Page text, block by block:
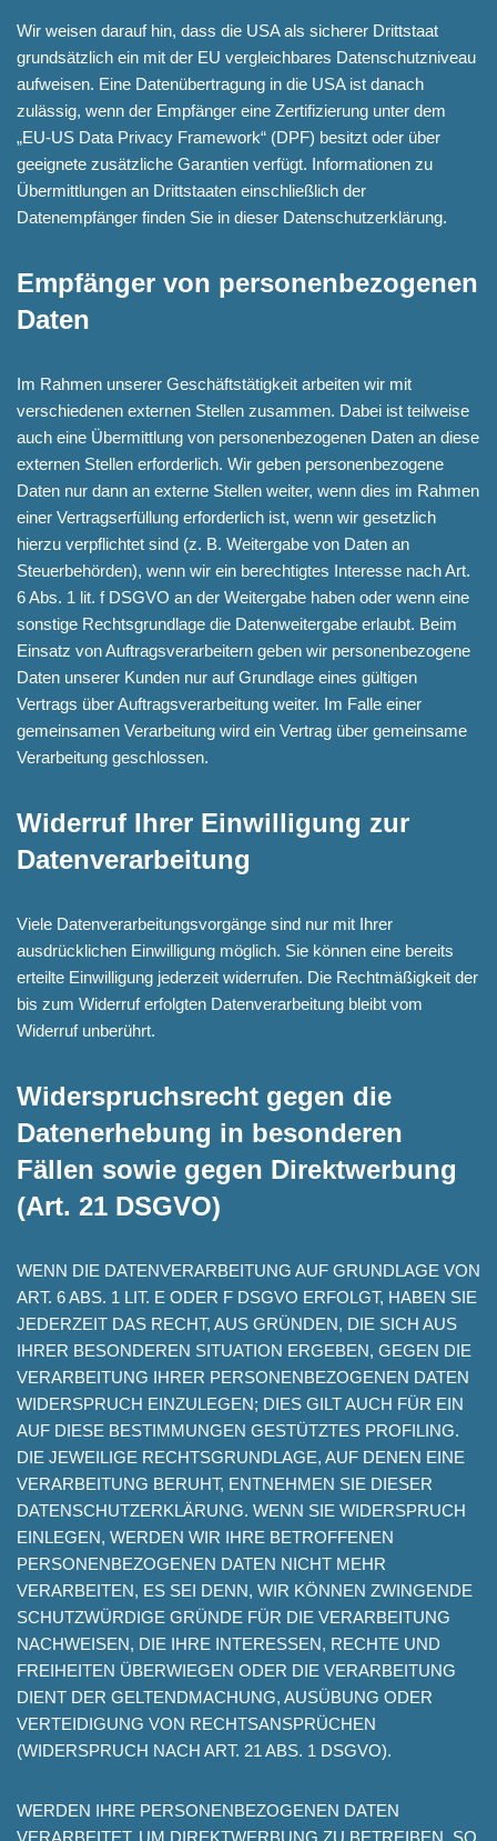
Wir weisen darauf hin, dass die USA als sicherer Drittstaat
grundsätzlich ein mit der EU vergleichbares Datenschutzniveau
aufweisen. Eine Datenübertragung in die USA ist danach
zulässig, wenn der Empfänger eine Zertifizierung unter dem
„EU-US Data Privacy Framework“ (DPF) besitzt oder über
geeignete zusätzliche Garantien verfügt. Informationen zu
Übermittlungen an Drittstaaten einschließlich der
Datenempfänger finden Sie in dieser Datenschutzerklärung.
Empfänger von personenbezogenen
Daten
Im Rahmen unserer Geschäftstätigkeit arbeiten wir mit
verschiedenen externen Stellen zusammen. Dabei ist teilweise
auch eine Übermittlung von personenbezogenen Daten an diese
externen Stellen erforderlich. Wir geben personenbezogene
Daten nur dann an externe Stellen weiter, wenn dies im Rahmen
einer Vertragserfüllung erforderlich ist, wenn wir gesetzlich
hierzu verpflichtet sind (z. B. Weitergabe von Daten an
Steuerbehörden), wenn wir ein berechtigtes Interesse nach Art.
6 Abs. 1 lit. f DSGVO an der Weitergabe haben oder wenn eine
sonstige Rechtsgrundlage die Datenweitergabe erlaubt. Beim
Einsatz von Auftragsverarbeitern geben wir personenbezogene
Daten unserer Kunden nur auf Grundlage eines gültigen
Vertrags über Auftragsverarbeitung weiter. Im Falle einer
gemeinsamen Verarbeitung wird ein Vertrag über gemeinsame
Verarbeitung geschlossen.
Widerruf Ihrer Einwilligung zur
Datenverarbeitung
Viele Datenverarbeitungsvorgänge sind nur mit Ihrer
ausdrücklichen Einwilligung möglich. Sie können eine bereits
erteilte Einwilligung jederzeit widerrufen. Die Rechtmäßigkeit der
bis zum Widerruf erfolgten Datenverarbeitung bleibt vom
Widerruf unberührt.
Widerspruchsrecht gegen die
Datenerhebung in besonderen
Fällen sowie gegen Direktwerbung
(Art. 21 DSGVO)
WENN DIE DATENVERARBEITUNG AUF GRUNDLAGE VON
ART. 6 ABS. 1 LIT. E ODER F DSGVO ERFOLGT, HABEN SIE
JEDERZEIT DAS RECHT, AUS GRÜNDEN, DIE SICH AUS
IHRER BESONDEREN SITUATION ERGEBEN, GEGEN DIE
VERARBEITUNG IHRER PERSONENBEZOGENEN DATEN
WIDERSPRUCH EINZULEGEN; DIES GILT AUCH FÜR EIN
AUF DIESE BESTIMMUNGEN GESTÜTZTES PROFILING.
DIE JEWEILIGE RECHTSGRUNDLAGE, AUF DENEN EINE
VERARBEITUNG BERUHT, ENTNEHMEN SIE DIESER
DATENSCHUTZERKLÄRUNG. WENN SIE WIDERSPRUCH
EINLEGEN, WERDEN WIR IHRE BETROFFENEN
PERSONENBEZOGENEN DATEN NICHT MEHR
VERARBEITEN, ES SEI DENN, WIR KÖNNEN ZWINGENDE
SCHUTZWÜRDIGE GRÜNDE FÜR DIE VERARBEITUNG
NACHWEISEN, DIE IHRE INTERESSEN, RECHTE UND
FREIHEITEN ÜBERWIEGEN ODER DIE VERARBEITUNG
DIENT DER GELTENDMACHUNG, AUSÜBUNG ODER
VERTEIDIGUNG VON RECHTSANSPRÜCHEN
(WIDERSPRUCH NACH ART. 21 ABS. 1 DSGVO).
WERDEN IHRE PERSONENBEZOGENEN DATEN
VERARBEITET, UM DIREKTWERBUNG ZU BETREIBEN, SO